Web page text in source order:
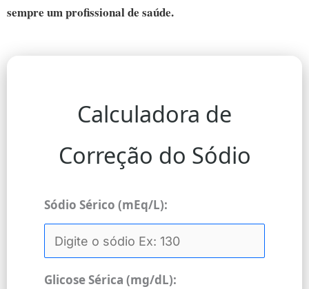
sempre um profissional de saúde.
Calculadora de
Correção do Sódio
Sódio Sérico (mEq/L):
Glicose Sérica (mg/dL):